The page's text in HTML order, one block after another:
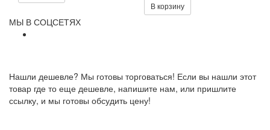
В корзину
МЫ В СОЦСЕТЯХ
Нашли дешевле? Мы готовы торговаться! Если вы нашли этот
товар где то еще дешевле, напишите нам, или пришлите
ссылку, и мы готовы обсудить цену!